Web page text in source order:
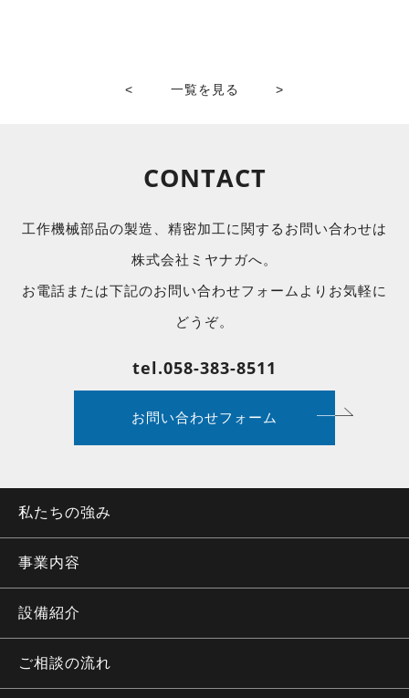
< 一覧を見る >
CONTACT
工作機械部品の製造、精密加工に関するお問い合わせは
株式会社ミヤナガへ。
お電話または下記のお問い合わせフォームよりお気軽に
どうぞ。
tel.058-383-8511
お問い合わせフォーム
私たちの強み
事業内容
設備紹介
ご相談の流れ